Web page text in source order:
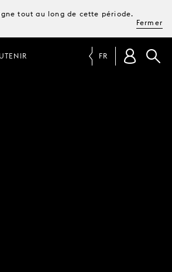
tout au long de cette période.
Fermer
FR